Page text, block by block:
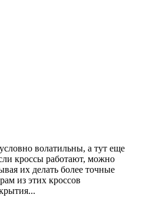
волатильны, а тут еще
кроссы работают, можно
их делать более точные
из этих кроссов